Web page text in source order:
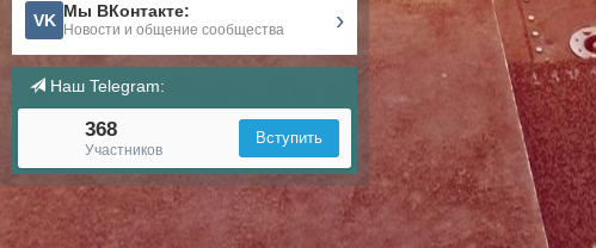
VK Мы ВКонтакте:
Новости и общение сообщества ›
Наш Telegram:
368
Участников
Вступить